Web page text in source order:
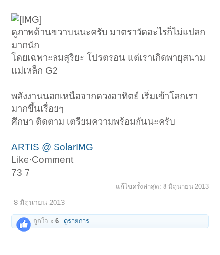
ดูภาพด้านขวาบนนะครับ มาตราวัดอะไรก็ไม่แปลก
มากนัก
โดยเฉพาะลมสุริยะ โปรตรอน แต่เราเกิดพายุสนาม
แม่เหล็ก G2
พลังงานนอกเหนือจากดวงอาทิตย์ เริ่มเข้าโลกเรา
มากขึ้นเรื่อยๆ
ศึกษา ติดตาม เตรียมความพร้อมกันนะครับ
ARTIS @ SolarIMG
Like·Comment
73 7
แก้ไขครั้งล่าสุด: 8 มิถุนายน 2013
8 มิถุนายน 2013
ถูกใจ x6 ดูรายการ